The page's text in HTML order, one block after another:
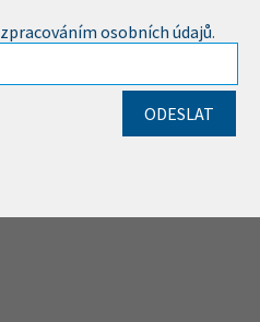
zpracováním osobních údajů.